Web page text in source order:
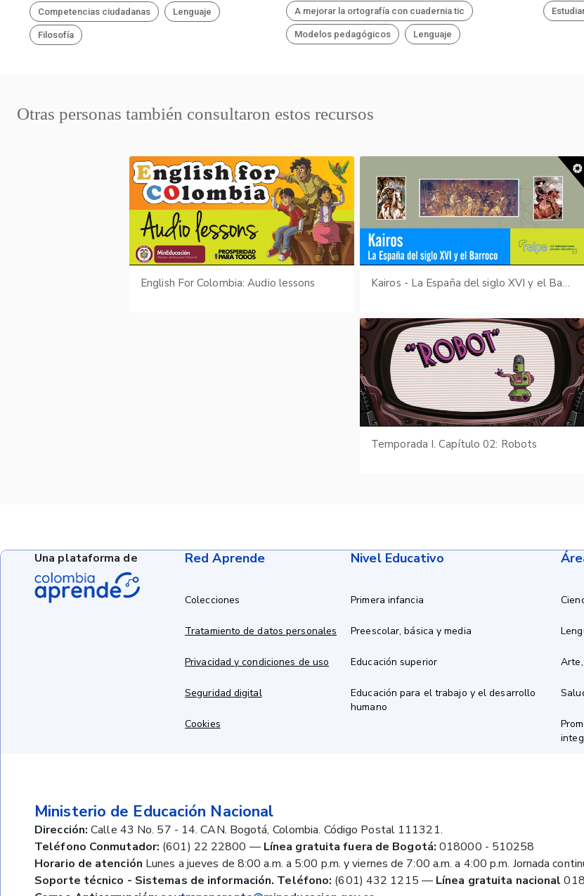
Competencias ciudadanas Lenguaje
Filosofía
A mejorar la ortografía con cuadernia tic
Modelos pedagógicos Lenguaje
Otras personas también consultaron estos recursos
English For Colombia: Audio lessons Kairos - La España del siglo XVI y el Barroco
Temporada I. Capítulo 02: Robots
Red Aprende
Colecciones
Tratamiento de datos personales
Privacidad y condiciones de uso
Seguridad digital
Cookies
Nivel Educativo
Primera infancia
Preescolar, básica y media
Educación superior
Educación para el trabajo y el desarrollo
humano
Ministerio de Educación Nacional
Dirección: Calle 43 No. 57 - 14. CAN. Bogotá, Colombia. Código Postal 111321.
Teléfono Conmutador: (601) 22 22800 — Línea gratuita fuera de Bogotá: 018000 - 510258
Horario de atención Lunes a jueves de 8:00 a.m. a 5:00 p.m. y viernes de 7:00 a.m. a 4:00 p.m. Jornada
Soporte técnico - Sistemas de información. Teléfono: (601) 432 1215 — Línea gratuita nacional
Una plataforma de